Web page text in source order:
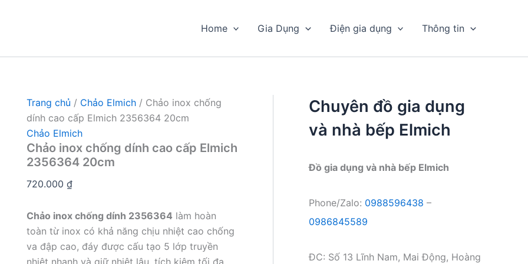
Home Gia Dụng Điện gia dụng Thông tin
Trang chủ / Chảo Elmich/ Chảo inox chống
dính cao cấp Elmich 2356364 20cm
Chảo Elmich
Chảo inox chống dính cao cấp Elmich
2356364 20cm
720.000 ₫
Chảo inox chống dính 2356364 làm hoàn
toàn từ inox có khả năng chịu nhiệt cao chống
va đập cao, đáy được cấu tạo 5 lớp truyền
nhiệt nhanh và giữ nhiệt lâu, tích kiệm tối đa
Chuyên đồ gia dụng
và nhà bếp Elmich
Đồ gia dụng và nhà bếp Elmich
Phone/Zalo: 0988596438 –
0986845589
ĐC: Số 13 Lĩnh Nam, Mai Động, Hoàng